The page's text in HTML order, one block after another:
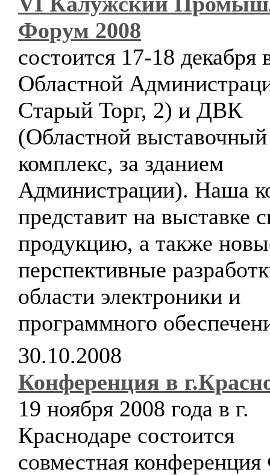
Форум 2008
состоится 17-18 декабря
Областной
Старый Торг, 2) и ДВК
(Областной выставочный
комплекс, за зданием
Администрации). Наша
представит на выставке
продукцию, а также
перспективные
области электроники и
программного
30.10.2008
Конференция в
19 ноября 2008 года в г.
Краснодаре состоится
совместная